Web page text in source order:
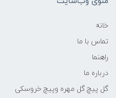
خانه
تماس با ما
راهنما
درباره ما
گل پیچ گل مهره وپیچ خروسکی